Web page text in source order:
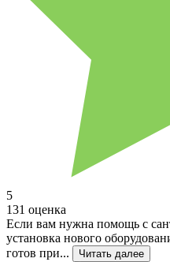
5
131 оценка
Если вам нужна помощь с
установка нового
готов при...
Читать далее